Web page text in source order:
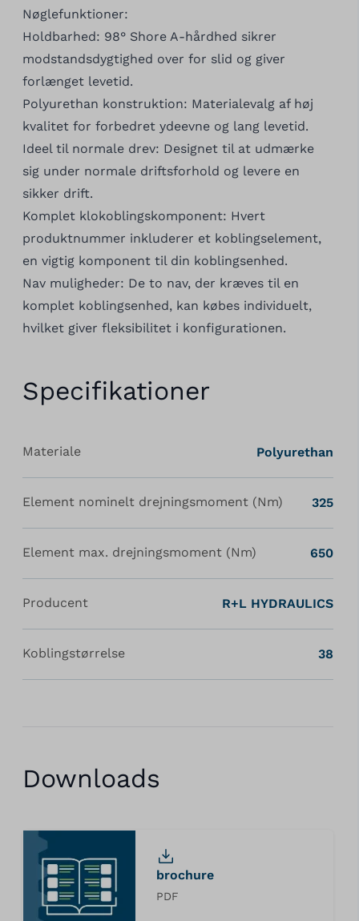
Nøglefunktioner:
Holdbarhed: 98° Shore A-hårdhed sikrer
modstandsdygtighed over for slid og giver
forlænget levetid.
Polyurethan konstruktion: Materialevalg af høj
kvalitet for forbedret ydeevne og lang levetid.
Ideel til normale drev: Designet til at udmærke
sig under normale driftsforhold og levere en
sikker drift.
Komplet klokoblingskomponent: Hvert
produktnummer inkluderer et koblingselement,
en vigtig komponent til din koblingsenhed.
Nav muligheder: De to nav, der kræves til en
komplet koblingsenhed, kan købes individuelt,
hvilket giver fleksibilitet i konfigurationen.
Specifikationer
Materiale Polyurethan
Element nominelt drejningsmoment (Nm) 325
Element max. drejningsmoment (Nm) 650
Producent R+L HYDRAULICS
Koblingstørrelse 38
Downloads
brochure
PDF